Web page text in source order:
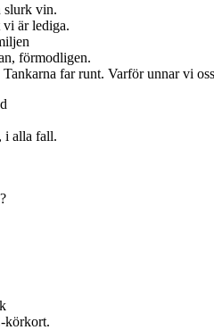
slurk vin.
är lediga.
förmodligen.
far runt. Varför unnar vi
i alla fall.
körkort.